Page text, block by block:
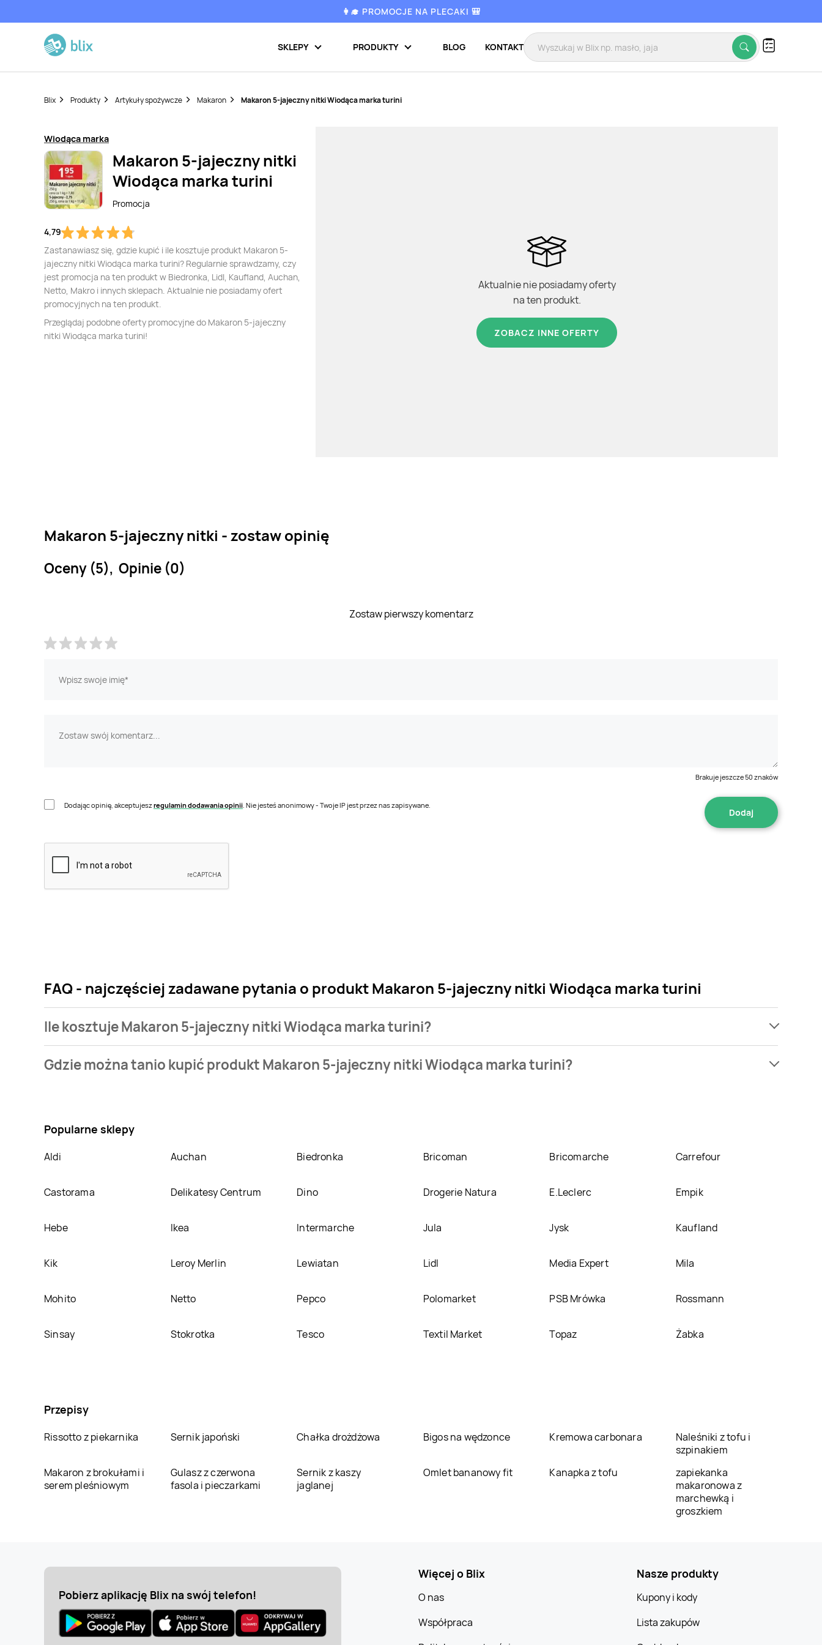
👩‍🎓 PROMOCJE NA PLECAKI 🎒
SKLEPY PRODUKTY BLOG KONTAKT
Blix Produkty Artykuły spożywcze Makaron Makaron 5-jajeczny nitki Wiodąca marka turini
Wiodąca marka
Makaron 5-jajeczny nitki
Wiodąca marka turini
Promocja
4,79
Zastanawiasz się, gdzie kupić i ile kosztuje produkt Makaron 5-
jajeczny nitki Wiodąca marka turini? Regularnie sprawdzamy, czy
jest promocja na ten produkt w Biedronka, Lidl, Kaufland, Auchan,
Netto, Makro i innych sklepach. Aktualnie nie posiadamy ofert
promocyjnych na ten produkt.
Przeglądaj podobne oferty promocyjne do Makaron 5-jajeczny
nitki Wiodąca marka turini!
Aktualnie nie posiadamy oferty
na ten produkt.
ZOBACZ INNE OFERTY
Makaron 5-jajeczny nitki - zostaw opinię
Oceny (5), Opinie (0)
Zostaw pierwszy komentarz
Brakuje jeszcze50 znaków
Dodając opinię, akceptujeszregulamin dodawania opinii . Nie jesteś anonimowy - Twoje IP jest przez nas zapisywane.
FAQ - najczęściej zadawane pytania o produkt Makaron 5-jajeczny nitki Wiodąca marka turini
Ile kosztuje Makaron 5-jajeczny nitki Wiodąca marka turini?
jajeczny nitki Wiodąca marka turini kosztuje od 1,72 zł do 3,05 zł.
Gdzie można tanio kupić produkt Makaron 5-jajeczny nitki Wiodąca marka turini?
Popularne sklepy
Aldi Auchan Biedronka Bricoman Bricomarche Carrefour
Castorama Delikatesy Centrum Dino Drogerie Natura E.Leclerc Empik
Hebe Ikea Intermarche Jula Jysk Kaufland
Kik Leroy Merlin Lewiatan Lidl Media Expert Mila
Mohito Netto Pepco Polomarket PSB Mrówka Rossmann
Sinsay Stokrotka Tesco Textil Market Topaz Żabka
Przepisy
Rissotto z piekarnika Sernik japoński Chałka drożdżowa Bigos na wędzonce Kremowa carbonara
Naleśniki z tofu i
szpinakiem
Makaron z brokułami i
serem pleśniowym
Gulasz z czerwona
fasola i pieczarkami
Sernik z kaszy
jaglanej
Omlet bananowy fit Kanapka z tofu
zapiekanka
makaronowa z
marchewką i
groszkiem
Pobierz aplikację Blix na swój telefon!
Więcej o Blix
O nas
Współpraca
Nasze produkty
Kupony i kody
Lista zakupów